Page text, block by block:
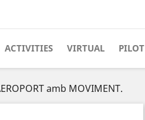
ACTIVITIES VIRTUAL PILOT
amb MOVIMENT.